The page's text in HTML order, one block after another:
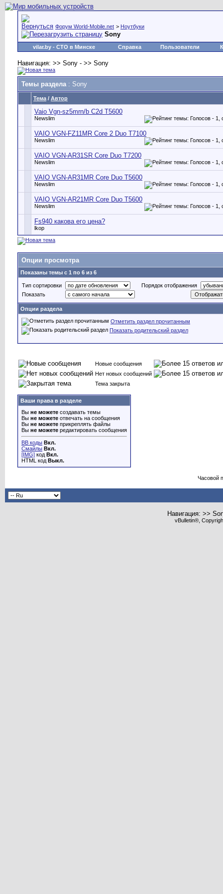
Форум World-Mobile.net > Ноутбуки
Sony
vilar.by - СТО в Минске Справка Пользователи
Навигация: >> Sony - >> Sony
Темы раздела: Sony
Тема / Автор
Vaio Vgn-sz5mrn/b C2d T5600
Newslim
VAIO VGN-FZ11MR Core 2 Duo T7100
Newslim
VAIO VGN-AR31SR Core Duo T7200
Newslim
VAIO VGN-AR31MR Core Duo T5600
Newslim
VAIO VGN-AR21MR Core Duo T5600
Newslim
Fs940 какова его цена?
lkop
Опции просмотра
Показаны темы с 1 по 6 из 6
Тип сортировки
Порядок отображения
Показать
Опции раздела
Отметить раздел прочитанным
Показать родительский раздел
Новые сообщения
Нет новых сообщений
Тема закрыта
Ваши права в разделе
Вы не можете создавать темы
Вы не можете отвечать на сообщения
Вы не можете прикреплять файлы
Вы не можете редактировать сообщения
BB коды Вкл.
Смайлы Вкл.
[IMG] код Вкл.
HTML код Выкл.
Часовой
Навигация: >>
vBulletin®,